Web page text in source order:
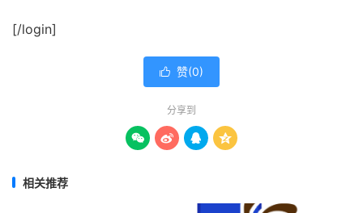
[/login]
 赞(0)
分享到
   
相关推荐